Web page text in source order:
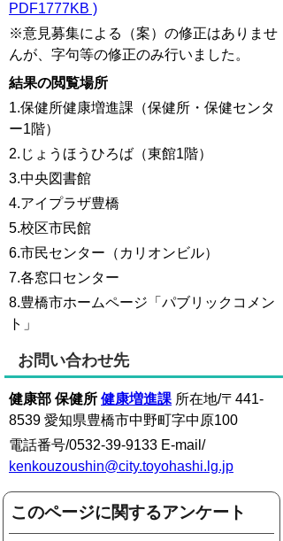
PDF1777KB )
※意見募集による（案）の修正はありませ
んが、字句等の修正のみ行いました。
結果の閲覧場所
1.保健所健康増進課（保健所・保健センタ
ー1階）
2.じょうほうひろば（東館1階）
3.中央図書館
4.アイプラザ豊橋
5.校区市民館
6.市民センター（カリオンビル）
7.各窓口センター
8.豊橋市ホームページ「パブリックコメン
ト」
お問い合わせ先
健康部 保健所 健康増進課 所在地/〒441-
8539 愛知県豊橋市中野町字中原100
電話番号/0532-39-9133 E-mail/
kenkouzoushin@city.toyohashi.lg.jp
このページに関するアンケート